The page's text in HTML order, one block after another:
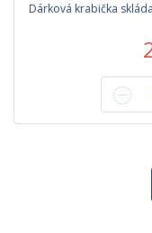
Dárková krabička